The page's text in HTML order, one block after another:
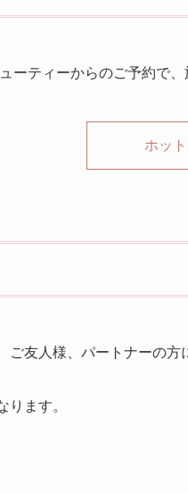
ーティーからのご予約で
ホッ
友人様、パートナーの
ます。